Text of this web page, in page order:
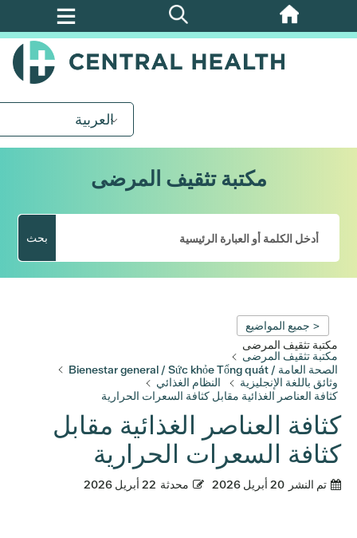
تخطي
العربية
مكتبة تثقيف المرضى
بحث
< جميع المواضيع
مكتبة تثقيف المرضى
مكتبة تثقيف المرضى
الصحة العامة / Bienestar general / Sức khỏe Tổng quát
وثائق باللغة الإنجليزية
النظام الغذائي
كثافة العناصر الغذائية مقابل كثافة السعرات الحرارية
كثافة العناصر الغذائية مقابل
كثافة السعرات الحرارية
تم النشر 20 أبريل 2026 محدثة 22 أبريل 2026